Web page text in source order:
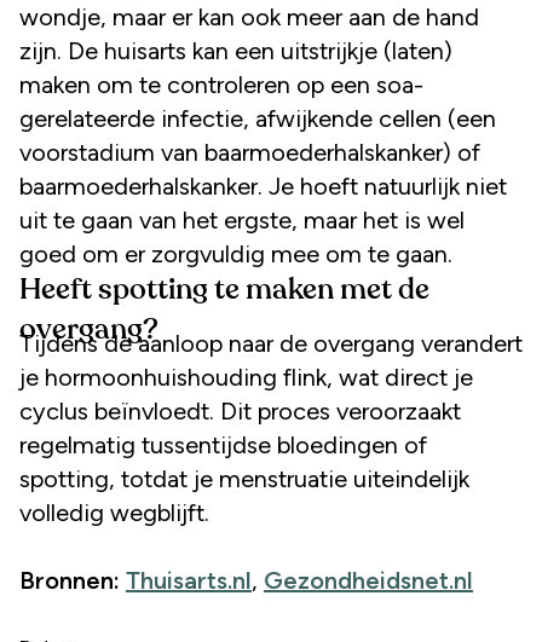
wondje, maar er kan ook meer aan de hand
zijn. De huisarts kan een uitstrijkje (laten)
maken om te controleren op een soa-
gerelateerde infectie, afwijkende cellen (een
voorstadium van baarmoederhalskanker) of
baarmoederhalskanker. Je hoeft natuurlijk niet
uit te gaan van het ergste, maar het is wel
goed om er zorgvuldig mee om te gaan.
Heeft spotting te maken met de
overgang?
Tijdens de aanloop naar de overgang verandert
je hormoonhuishouding flink, wat direct je
cyclus beïnvloedt. Dit proces veroorzaakt
regelmatig tussentijdse bloedingen of
spotting, totdat je menstruatie uiteindelijk
volledig wegblijft.
Bronnen: Thuisarts.nl, Gezondheidsnet.nl